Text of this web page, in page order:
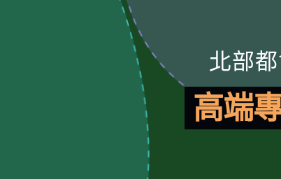
北部
高端